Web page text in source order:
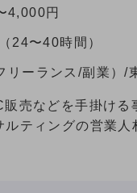
4,000円
24〜40時間）
リーランス/副業）/
売などを手掛ける
ティングの営業人